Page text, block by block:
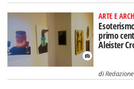
ARTE E
primo
Aleister
diRedazione